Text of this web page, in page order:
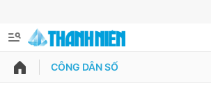
QUẢNG CÁO
CÔNG DÂN SỐ